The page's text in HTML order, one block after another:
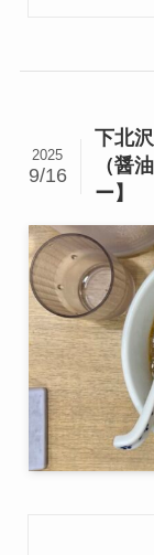
下北
（醤
ー】
2025
9/16